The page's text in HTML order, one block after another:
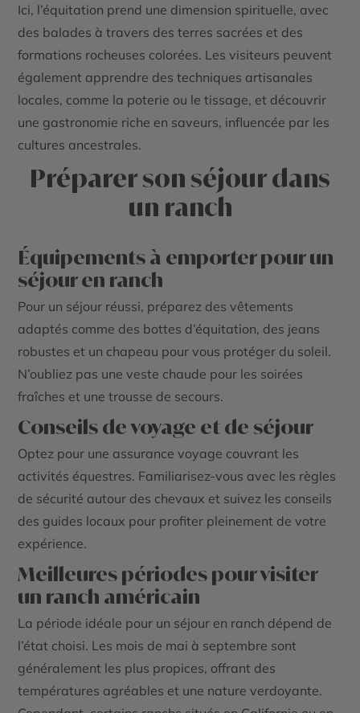
Ici, l’équitation prend une dimension spirituelle, avec
des balades à travers des terres sacrées et des
formations rocheuses colorées. Les visiteurs peuvent
également apprendre des techniques artisanales
locales, comme la poterie ou le tissage, et découvrir
une gastronomie riche en saveurs, influencée par les
cultures ancestrales.
Préparer son séjour dans
un ranch
Équipements à emporter pour un
séjour en ranch
Pour un séjour réussi, préparez des vêtements
adaptés comme des bottes d’équitation, des jeans
robustes et un chapeau pour vous protéger du soleil.
N’oubliez pas une veste chaude pour les soirées
fraîches et une trousse de secours.
Conseils de voyage et de séjour
Optez pour une assurance voyage couvrant les
activités équestres. Familiarisez-vous avec les règles
de sécurité autour des chevaux et suivez les conseils
des guides locaux pour profiter pleinement de votre
expérience.
Meilleures périodes pour visiter
un ranch américain
La période idéale pour un séjour en ranch dépend de
l’état choisi. Les mois de mai à septembre sont
généralement les plus propices, offrant des
températures agréables et une nature verdoyante.